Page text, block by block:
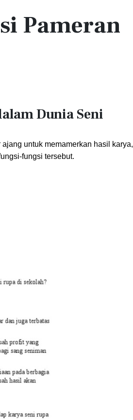
Pameran
Dunia Seni
untuk memamerkan hasil karya,
fungsi tersebut.